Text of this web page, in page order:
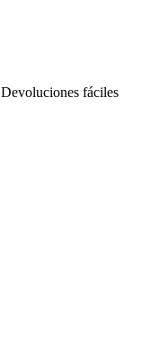
Devoluciones fáciles